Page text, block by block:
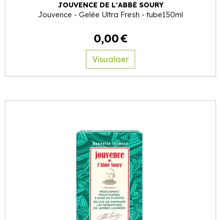
JOUVENCE DE L'ABBÉ SOURY
Jouvence - Gelée Ultra Fresh - tube150ml
0,00€
Visualiser